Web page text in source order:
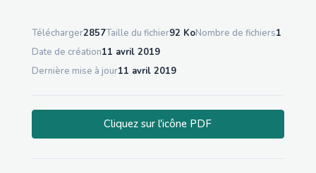
Télécharger2857Taille du fichier92 KoNombre de fichiers1
Date de création11 avril 2019
Dernière mise à jour11 avril 2019
Cliquez sur l'icône PDF